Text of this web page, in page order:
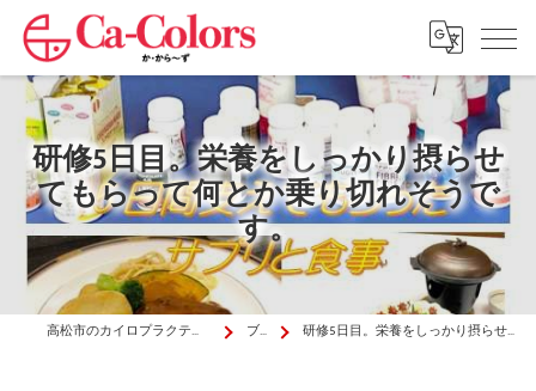
研修5日目。栄養をしっかり摂らせ
てもらって何とか乗り切れそうで
す。
高松市のカイロプラクティックはか・から～ず施術院 ブログ 研修5日目。栄養をしっかり摂らせてもらって何とか乗り切れそうです。